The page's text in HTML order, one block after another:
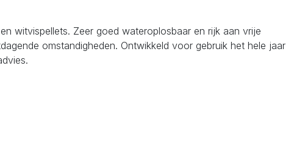
witvispellets. Zeer goed wateroplosbaar en rijk aan vrije
omstandigheden. Ontwikkeld voor gebruik het hele jaar